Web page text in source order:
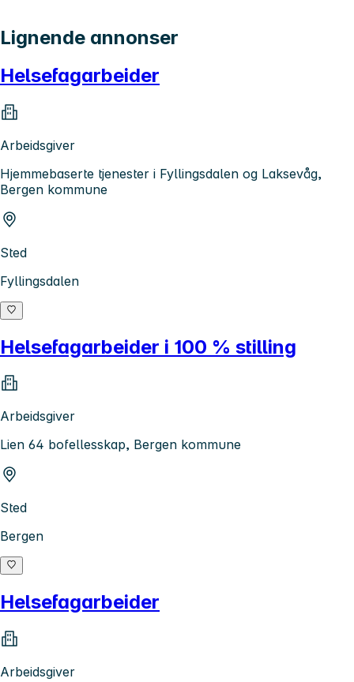
Lignende annonser
Helsefagarbeider
Arbeidsgiver
Hjemmebaserte tjenester i Fyllingsdalen og Laksevåg,
Bergen kommune
Sted
Fyllingsdalen
Helsefagarbeider i 100 % stilling
Arbeidsgiver
Lien 64 bofellesskap, Bergen kommune
Sted
Bergen
Helsefagarbeider
Arbeidsgiver